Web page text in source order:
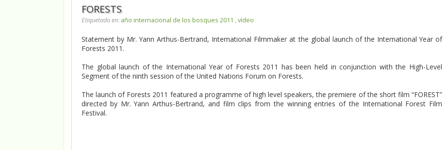
FORESTS
Etiquetado en: año internacional de los bosques 2011 , vídeo
Statement by Mr. Yann Arthus-Bertrand, International Filmmaker at the global launch of the International Year of
Forests 2011.
The global launch of the International Year of Forests 2011 has been held in conjunction with the High-Level
Segment of the ninth session of the United Nations Forum on Forests.
The launch of Forests 2011 featured a programme of high level speakers, the premiere of the short film “FOREST”
directed by Mr. Yann Arthus-Bertrand, and film clips from the winning entries of the International Forest Film
Festival.